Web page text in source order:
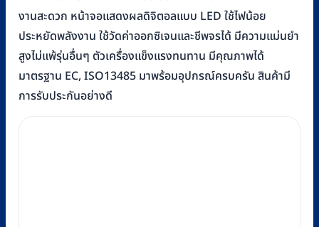
งานสะดวก หน้าจอแสดงผลดิจิตอลแบบ LED ใช้ไฟน้อย
ประหยัดพลังงาน ใช้วัดค่าออกซิเจนและชีพจรได้ มีความแม่นยำ
สูงไม่แพ้รุ่นอื่นๆ ตัวเครื่องแข็งแรงทนทาน มีคุณภาพได้
มาตรฐาน EC, ISO13485 มาพร้อมอุปกรณ์ครบครัน สินค้ามี
การรับประกันอย่างดี